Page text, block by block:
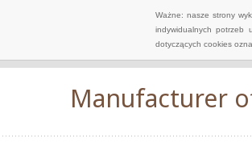
Ważne: nasze strony
indywidualnych potrzeb
dotyczących cookies
Manufacturer